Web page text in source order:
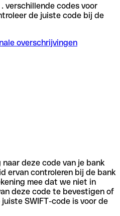
verschillende codes voor
de juiste code bij de
overschrijvingen
deze code van je bank
ervan controleren bij de bank
mee dat we niet in
deze code te bevestigen of
SWIFT-code is voor de